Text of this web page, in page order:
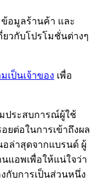
อมูลร้านค้า และ
ยวกับโปรโมชั่นต่างๆ
เป็นเจ้าของ เพื่อ
ประสบการณ์ผู้ใช้
ยต่อในการเข้าถึงผล
อล่าสุดจากแบรนด์ ผู้
แอพเพื่อให้แน่ใจว่า
กับการเป็นส่วนหนึ่ง